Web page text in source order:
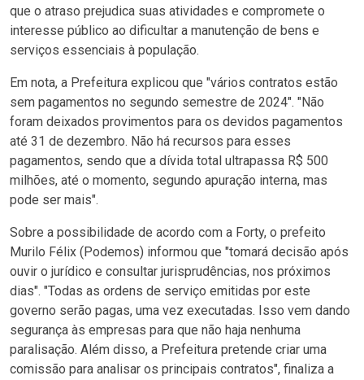
que o atraso prejudica suas atividades e compromete o
interesse público ao dificultar a manutenção de bens e
serviços essenciais à população.
Em nota, a Prefeitura explicou que "vários contratos estão
sem pagamentos no segundo semestre de 2024". "Não
foram deixados provimentos para os devidos pagamentos
até 31 de dezembro. Não há recursos para esses
pagamentos, sendo que a dívida total ultrapassa R$ 500
milhões, até o momento, segundo apuração interna, mas
pode ser mais".
Sobre a possibilidade de acordo com a Forty, o prefeito
Murilo Félix (Podemos) informou que "tomará decisão após
ouvir o jurídico e consultar jurisprudências, nos próximos
dias". "Todas as ordens de serviço emitidas por este
governo serão pagas, uma vez executadas. Isso vem dando
segurança às empresas para que não haja nenhuma
paralisação. Além disso, a Prefeitura pretende criar uma
comissão para analisar os principais contratos", finaliza a